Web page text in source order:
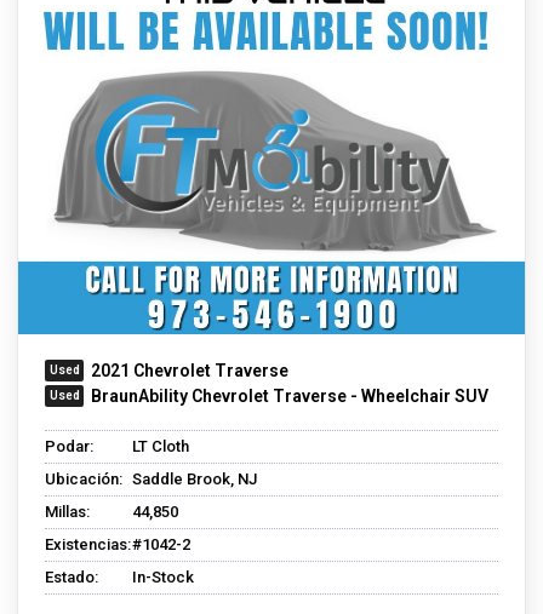
2021 Chevrolet Traverse
BraunAbility Chevrolet Traverse - Wheelchair SUV
Podar:
LT Cloth
Ubicación: Saddle Brook, NJ
Millas:
44,850
Existencias:#1042-2
Estado:
In-Stock